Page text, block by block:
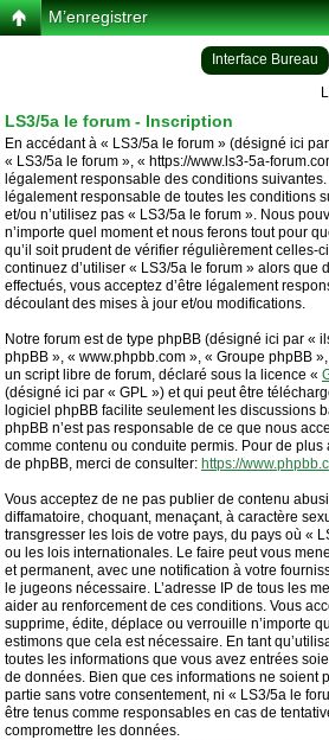
M’enregistrer
Interface Bureau
LS3/5a le forum - Inscription
En accédant à « LS3/5a le forum » (désigné ici
« LS3/5a le forum », « https://www.ls3-5a-
légalement responsable des conditions suivantes.
légalement responsable de toutes les conditions
et/ou n’utilisez pas « LS3/5a le forum ». Nous
n’importe quel moment et nous ferons tout pour
qu’il soit prudent de vérifier régulièrement celles-
continuez d’utiliser « LS3/5a le forum » alors que
effectués, vous acceptez d’être légalement
découlant des mises à jour et/ou modifications.
Notre forum est de type phpBB (désigné ici par «
phpBB », « www.phpbb.com », « Groupe phpBB
un script libre de forum, déclaré sous la licence «
(désigné ici par « GPL ») et qui peut être
logiciel phpBB facilite seulement les discussions
phpBB n’est pas responsable de ce que nous
comme contenu ou conduite permis. Pour de
de phpBB, merci de consulter: https://
Vous acceptez de ne pas publier de contenu
diffamatoire, choquant, menaçant, à caractère
transgresser les lois de votre pays, du pays où «
ou les lois internationales. Le faire peut vous
et permanent, avec une notification à votre
le jugeons nécessaire. L’adresse IP de tous les
aider au renforcement de ces conditions. Vous
supprime, édite, déplace ou verrouille n’importe
estimons que cela est nécessaire. En tant
toutes les informations que vous avez entrées
de données. Bien que ces informations ne soient
partie sans votre consentement, ni « LS3/5a le
être tenus comme responsables en cas de
compromettre les données.